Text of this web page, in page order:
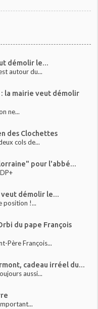
démolir le...
autour du...
: la mairie veut démolir
ne...
des Clochettes
cols de...
pour l'abbé...
veut démolir le...
position !...
du pape François
Père François...
cadeau irréel du...
aussi...